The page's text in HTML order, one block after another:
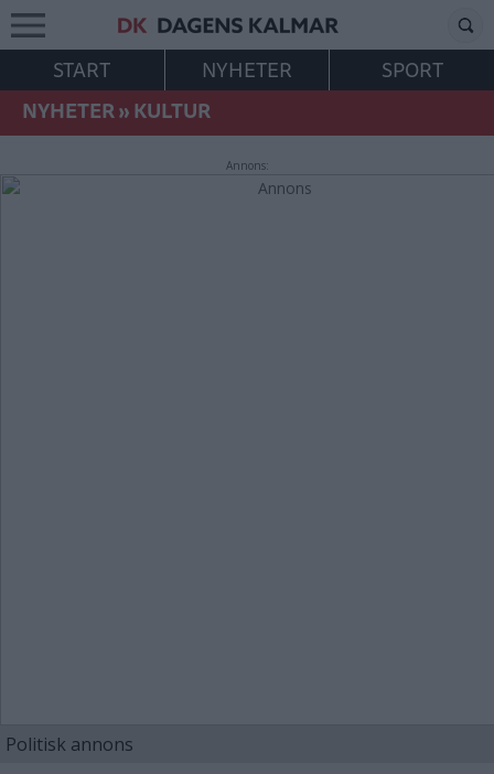
START NYHETER
SPORT
NYHETER»KULTUR
Annons:
Politisk annons